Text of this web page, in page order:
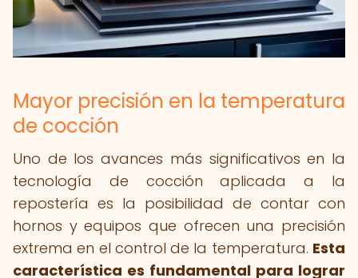
Mayor precisión en la temperatura
de cocción
Uno de los avances más significativos en la
tecnología de cocción aplicada a la
repostería es la posibilidad de contar con
hornos y equipos que ofrecen una precisión
extrema en el control de la temperatura. Esta
característica es fundamental para lograr